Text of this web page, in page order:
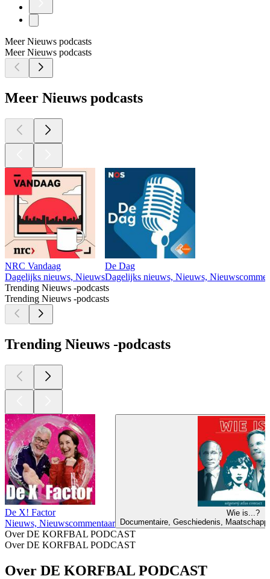
Meer Nieuws podcasts
Meer Nieuws podcasts
Meer Nieuws podcasts
NRC Vandaag
Dagelijks nieuws, Nieuws
De Dag
Dagelijks nieuws, Nieuws,
Trending Nieuws -podcasts
Trending Nieuws -podcasts
Trending Nieuws -podcasts
De X! Factor
Nieuws, Nieuwscommentaar
Wie is...?
Documentaire, Geschiedenis,
Over DE KORFBAL PODCAST
Over DE KORFBAL PODCAST
Over DE KORFBAL PODCAST